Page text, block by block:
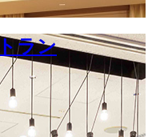
ラン